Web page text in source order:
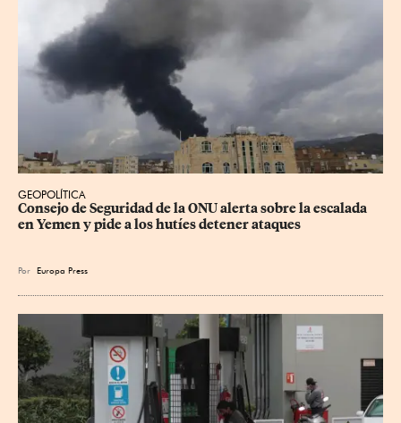
GEOPOLÍTICA
Consejo de Seguridad de la ONU alerta sobre la escalada
en Yemen y pide a los hutíes detener ataques
Por Europa Press